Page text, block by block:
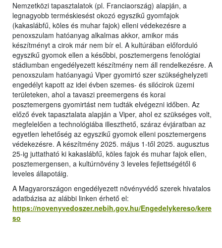
Nemzetközi tapasztalatok (pl. Franciaország) alapján, a
legnagyobb terméskiesést okozó egyszikű gyomfajok
(kakaslábfű, köles és muhar fajok) elleni védekezésre a
penoxszulam hatóanyag alkalmas akkor, amikor más
készítményt a cirok már nem bír el. A kultúrában előforduló
egyszikű gyomok ellen a későbbi, posztemergens fenológiai
stádiumban engedélyezett készítmény nem áll rendelkezésre. A
penoxszulam hatóanyagú Viper gyomirtó szer szükséghelyzeti
engedélyt kapott az idei évben szemes- és silócirok üzemi
területeken, ahol a tavaszi preemergens és korai
posztemergens gyomirtást nem tudták elvégezni időben. Az
előző évek tapasztalata alapján a Viper, ahol ez szükséges volt,
megfelelően a technológiába illeszthető, száraz évjáratban az
egyetlen lehetőség az egyszikű gyomok elleni posztemergens
védekezésre. A készítmény 2025. május 1-től 2025. augusztus
25-ig juttatható ki kakaslábfű, köles fajok és muhar fajok ellen,
posztemergensen, a kultúrnövény 3 leveles fejlettségétől 6
leveles állapotáig.
A Magyarországon engedélyezett növényvédő szerek hivatalos
adatbázisa az alábbi linken érhető el:
https://novenyvedoszer.nebih.gov.hu/Engedelykereso/kere
so